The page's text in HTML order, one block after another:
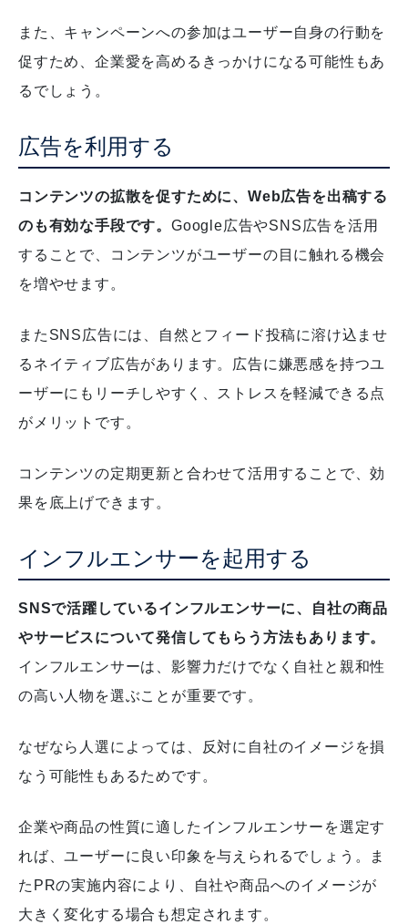
また、キャンペーンへの参加はユーザー自身の行動を
促すため、企業愛を高めるきっかけになる可能性もあ
るでしょう。
広告を利用する
コンテンツの拡散を促すために、Web広告を出稿する
のも有効な手段です。 Google広告やSNS広告を活用
することで、コンテンツがユーザーの目に触れる機会
を増やせます。
またSNS広告には、自然とフィード投稿に溶け込ませ
るネイティブ広告があります。
広告に嫌悪感を持つユ
ーザーにもリーチしやすく、ストレスを軽減できる点
がメリットです。
コンテンツの定期更新と合わせて活用することで、効
果を底上げできます。
インフルエンサーを起用する
SNSで活躍しているインフルエンサーに、自社の商品
やサービスについて発信してもらう方法もあります。
インフルエンサーは、影響力だけでなく自社と親和性
の高い人物を選ぶことが重要です。
なぜなら人選によっては、反対に自社のイメージを損
なう可能性もあるためです。
企業や商品の性質に適したインフルエンサーを選定す
れば、ユーザーに良い印象を与えられるでしょう。
ま
たPRの実施内容により、自社や商品へのイメージが
大きく変化する場合も想定されます。